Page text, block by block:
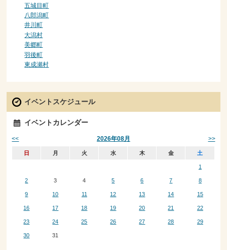
五城目町
八郎潟町
井川町
大潟村
美郷町
羽後町
東成瀬村
イベントスケジュール
イベントカレンダー
2026年08月
<< >>
日 月 火 水 木 金 土
1
2 3 4 5 6 7 8
9 10 11 12 13 14 15
16 17 18 19 20 21 22
23 24 25 26 27 28 29
30 31